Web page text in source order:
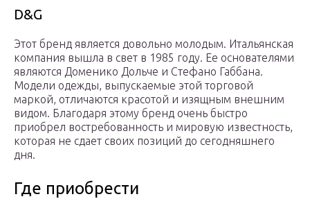
D&G
Этот бренд является довольно молодым. Итальянская
компания вышла в свет в 1985 году. Ее основателями
являются Доменико Дольче и Стефано Габбана.
Модели одежды, выпускаемые этой торговой
маркой, отличаются красотой и изящным внешним
видом. Благодаря этому бренд очень быстро
приобрел востребованность и мировую известность,
которая не сдает своих позиций до сегодняшнего
дня.
Где приобрести